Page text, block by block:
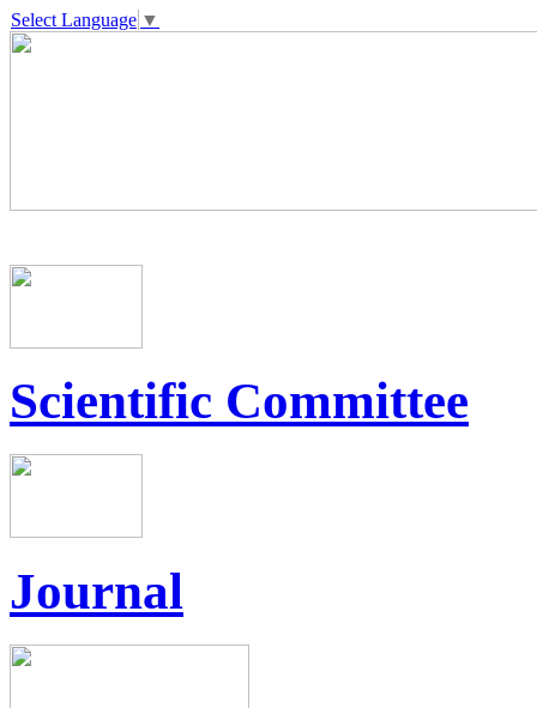
Select Language ▼
Scientific Committee
Journal